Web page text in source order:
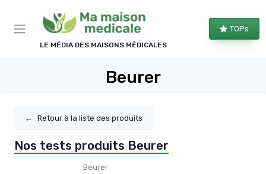
LE MÉDIA DES MAISONS MÉDICALES
TOPs
Beurer
← Retour à la liste des produits
Nos tests produits Beurer
Beurer